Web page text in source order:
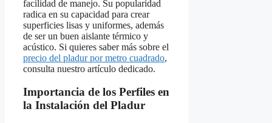
facilidad de manejo. Su popularidad
radica en su capacidad para crear
superficies lisas y uniformes, además
de ser un buen aislante térmico y
acústico. Si quieres saber más sobre el
precio del pladur por metro cuadrado,
consulta nuestro artículo dedicado.
Importancia de los Perfiles en
la Instalación del Pladur